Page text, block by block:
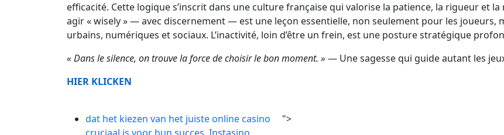
efficacité. Cette logique s’inscrit dans une culture française qui valorise la patience, la rigueur et
agir « wisely » — avec discernement — est une leçon essentielle, non seulement pour les joueurs,
urbains, numériques et sociaux. L’inactivité, loin d’être un frein, est une posture stratégique
« Dans le silence, on trouve la force de choisir le bon moment. » — Une sagesse qui guide autant les
HIER KLICKEN
dat het kiezen van het juiste online casino
">